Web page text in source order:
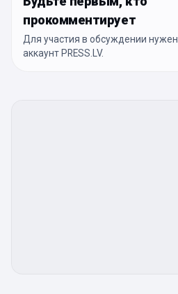
прокомментирует
Для участия в обсуждении нужен
аккаунт PRESS.LV.